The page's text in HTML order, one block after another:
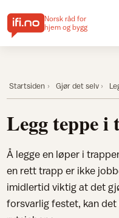
Norsk råd for
hjem og bygg
Startsiden Gjør det selv
Legg teppe i
Å legge en løper i
en rett trapp er ikke
imidlertid viktig at det
forsvarlig festet, kan